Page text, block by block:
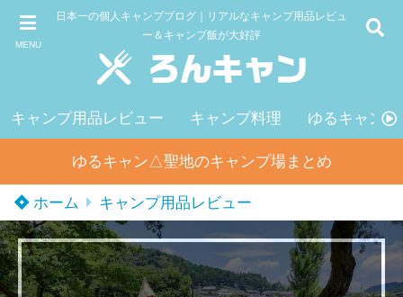
MENU
日本一の個人キャンプブログ｜リアルなキャンプ用品レビュ
ー＆キャンプ飯が大好評
キャンプ用品レビュー キャンプ料理 ゆるキャン△
ゆるキャン△聖地のキャンプ場まとめ
ホーム キャンプ用品レビュー